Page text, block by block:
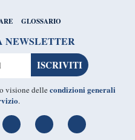
GLOSSARIO
visione dellecondizioni generali
.